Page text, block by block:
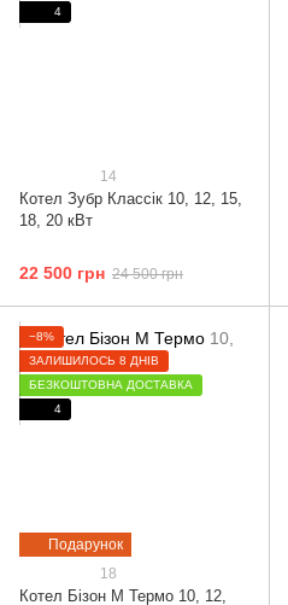
4
14
Котел Зубр Классік 10, 12, 15,
18, 20 кВт
22 500 грн 24 500 грн
Подарунок
−8%
ЗАЛИШИЛОСЬ 8 ДНІВ
БЕЗКОШТОВНА ДОСТАВКА
4
18
Котел Бізон М Термо 10, 12,